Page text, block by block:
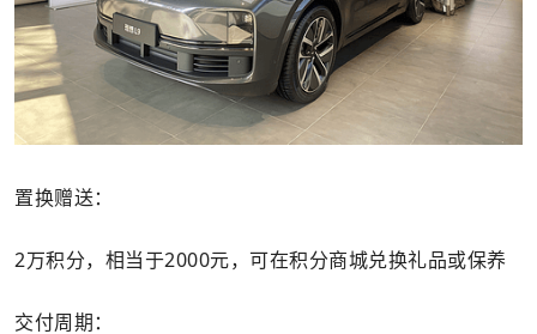
置换赠送：
2万积分，相当于2000元，可在积分商城兑换礼品或保养
交付周期：